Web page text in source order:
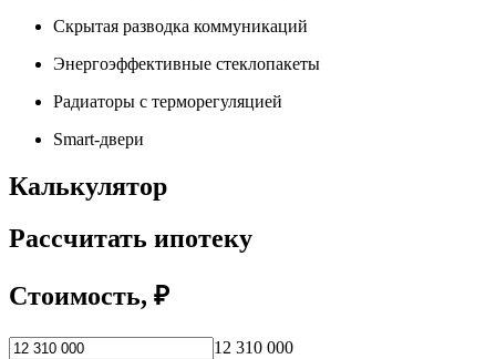
Скрытая разводка коммуникаций
Энергоэффективные стеклопакеты
Радиаторы с терморегуляцией
Smart-двери
Калькулятор
Рассчитать ипотеку
Стоимость, ₽
12 310 000